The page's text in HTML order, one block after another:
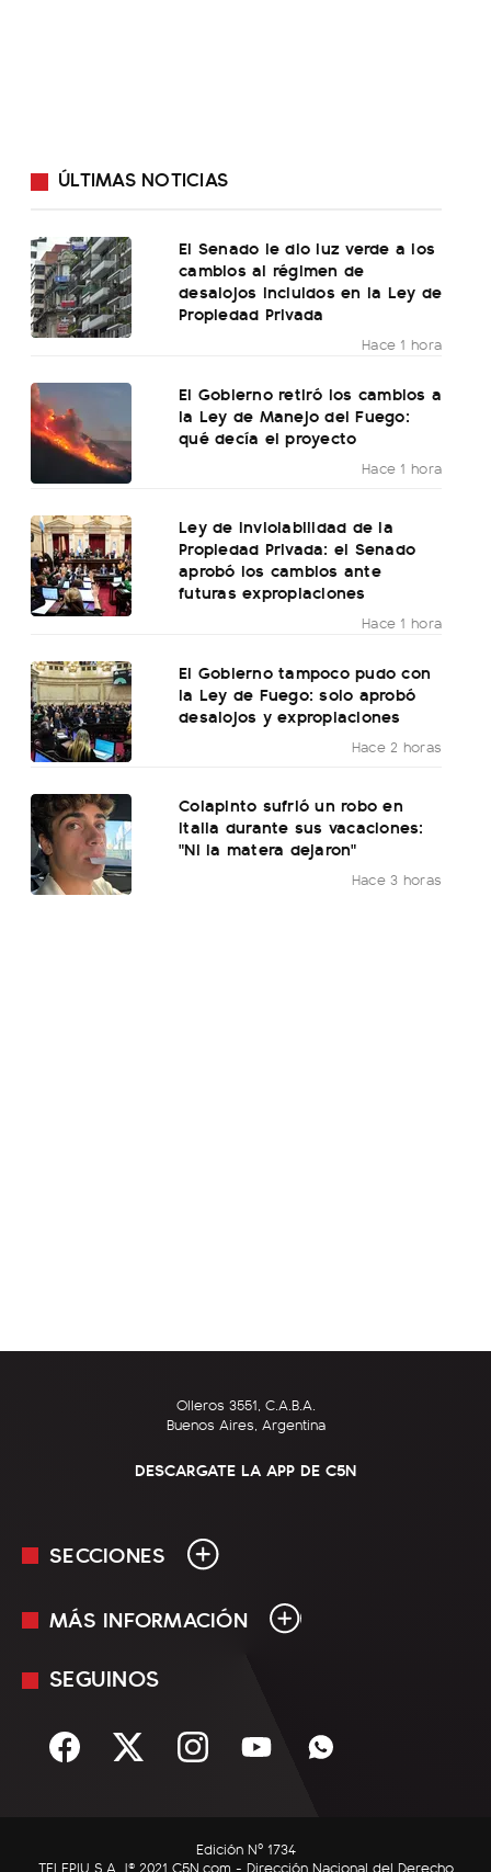
ÚLTIMAS NOTICIAS
El Senado le dio luz verde a los
cambios al régimen de
desalojos incluidos en la Ley de
Propiedad Privada
Hace 1 hora
El Gobierno retiró los cambios a
la Ley de Manejo del Fuego:
qué decía el proyecto
Hace 1 hora
Ley de Inviolabilidad de la
Propiedad Privada: el Senado
aprobó los cambios ante
futuras expropiaciones
Hace 1 hora
El Gobierno tampoco pudo con
la Ley de Fuego: solo aprobó
desalojos y expropiaciones
Hace 2 horas
Colapinto sufrió un robo en
Italia durante sus vacaciones:
"Ni la matera dejaron"
Hace 3 horas
Olleros 3551, C.A.B.A.
Buenos Aires, Argentina
DESCARGATE LA APP DE C5N
SECCIONES
En Vivo
Sociedad
C5N Autos
MÁS INFORMACIÓN
Mediakit
Términos y condiciones
SEGUINOS
Edición Nº 1734
TELEPIU S.A. |© 2021 C5N.com - Dirección Nacional del Derecho